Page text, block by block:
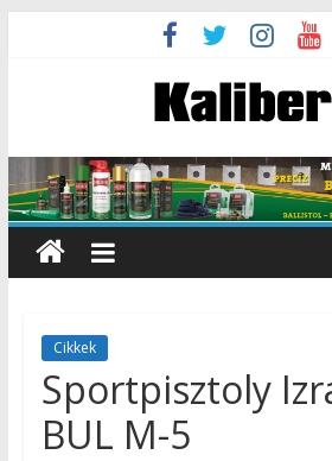
Cikkek
Sportpisztoly
BUL M-5